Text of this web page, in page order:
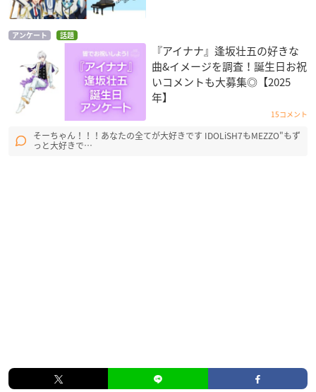
アンケート 話題
『アイナナ』逢坂壮五の好きな
曲&イメージを調査！誕生日お祝
いコメントも大募集◎【2025
年】
15コメント
そーちゃん！！！あなたの全てが大好きです IDOLiSH7もMEZZO"もず
っと大好きで…